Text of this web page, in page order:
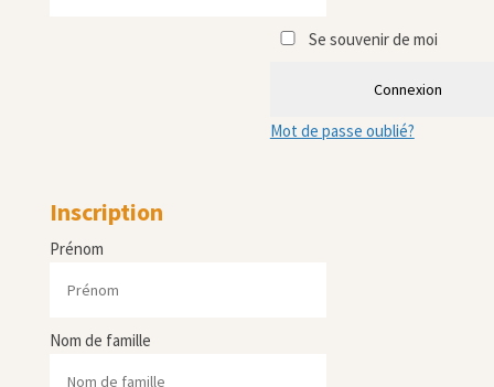
Se souvenir de moi
Connexion
Mot de passe oublié?
Inscription
Prénom
Nom de famille